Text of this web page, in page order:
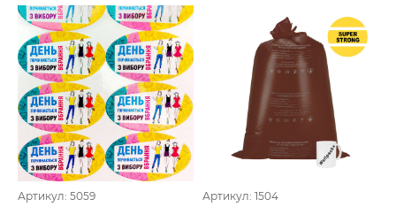
Артикул: 5059 Артикул: 1504